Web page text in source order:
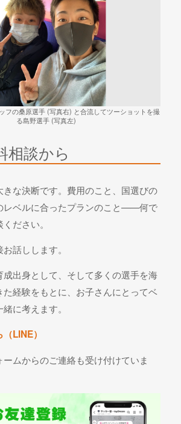
フの桑原選手 (写真右) と合流してツーショットを撮
る島野選手 (写真左)
相談から
な決断です。費用のこと、国選びの
レベルに合ったプランのこと——何で
ださい。
話しします。
成出身として、そして多くの選手を海
経験をもとに、お子さんにとってベ
に考えます。
LINE）
ムからのご連絡も受け付けていま